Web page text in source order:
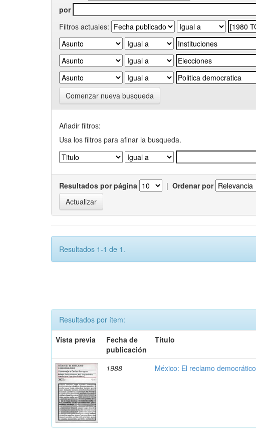
por
Filtros actuales:
Comenzar nueva busqueda
Añadir filtros:
Usa los filtros para afinar la busqueda.
Resultados por página | Ordenar por
Resultados 1-1 de 1.
Resultados por ítem:
Vista previa
Fecha de
publicación
Título
1988 México: El reclamo democrático